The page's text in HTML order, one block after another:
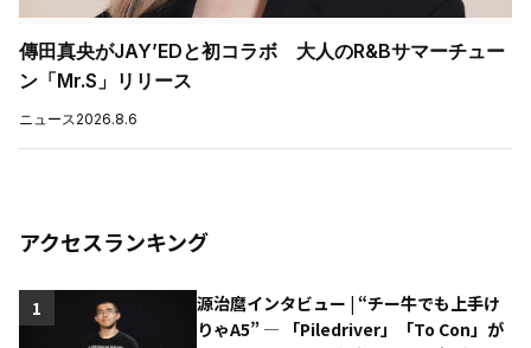
傳田真央がJAY’EDと初コラボ 大人のR&Bサマーチュー
ン「Mr.S」リリース
ニュース2026.8.6
アクセスランキング
源治麿インタビュー | “チー牛でも上手け
りゃA5” ― 「Piledriver」「To Con」が
1